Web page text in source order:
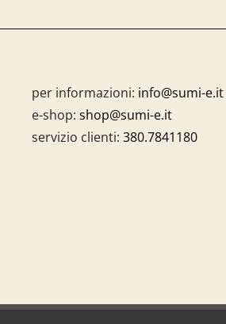
per informazioni: info@sumi-e.it
e-shop: shop@sumi-e.it
servizio clienti: 380.7841180